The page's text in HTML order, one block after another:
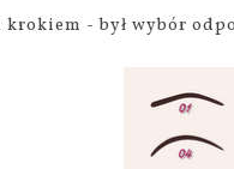
krokiem - był wybór